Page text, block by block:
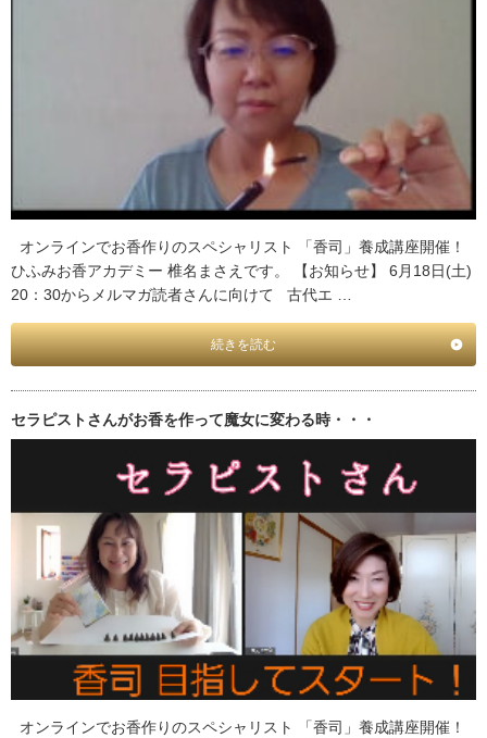
オンラインでお香作りのスペシャリスト 「香司」養成講座開催！
ひふみお香アカデミー 椎名まさえです。 【お知らせ】 6月18日(土)
20：30からメルマガ読者さんに向けて 古代エ …
続きを読む
セラピストさんがお香を作って魔女に変わる時・・・
オンラインでお香作りのスペシャリスト 「香司」養成講座開催！